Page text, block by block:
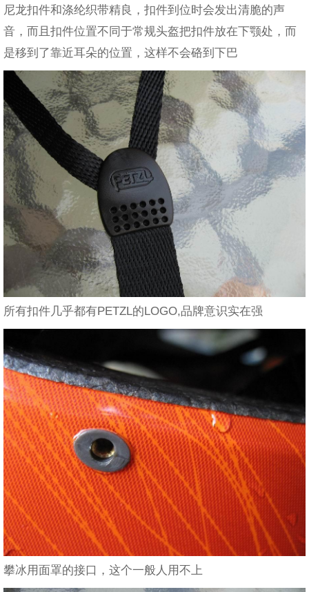
尼龙扣件和涤纶织带精良，扣件到位时会发出清脆的声
音，而且扣件位置不同于常规头盔把扣件放在下颚处，而
是移到了靠近耳朵的位置，这样不会硌到下巴
所有扣件几乎都有PETZL的LOGO,品牌意识实在强
攀冰用面罩的接口，这个一般人用不上